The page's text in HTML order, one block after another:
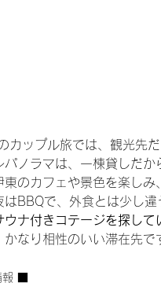
カップル旅では、観光先
パノラマは、一棟貸しだ
東のカフェや景色を楽し
はBBQで、外食とは少し違
ウナ付きコテージを探して
かなり相性のいい滞在先で
報 ■